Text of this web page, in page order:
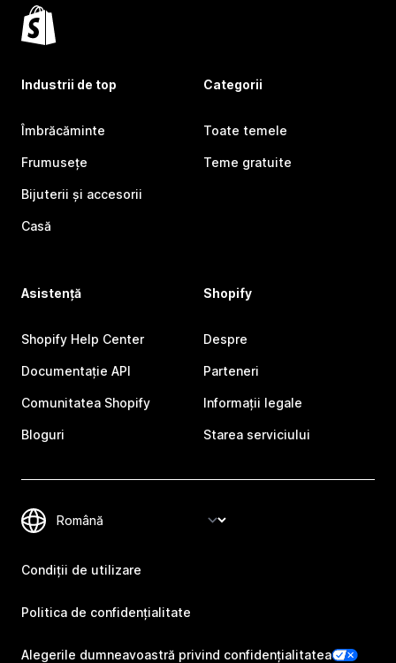
Industrii de top
Îmbrăcăminte
Frumusețe
Bijuterii și accesorii
Casă
Categorii
Toate temele
Teme gratuite
Asistență
Shopify Help Center
Documentație API
Comunitatea Shopify
Bloguri
Shopify
Despre
Parteneri
Informații legale
Starea serviciului
Condiții de utilizare
Politica de confidențialitate
Alegerile dumneavoastră privind confidențialitatea